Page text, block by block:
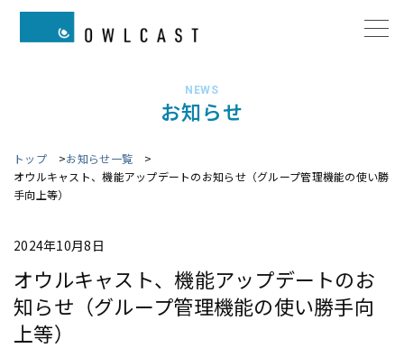
お知らせ
NEWS
トップ
お知らせ一覧
オウルキャスト、機能アップデートのお知らせ（グループ管理機能の使い勝
手向上等）
2024年10月8日
オウルキャスト、機能アップデートのお
知らせ（グループ管理機能の使い勝手向
上等）